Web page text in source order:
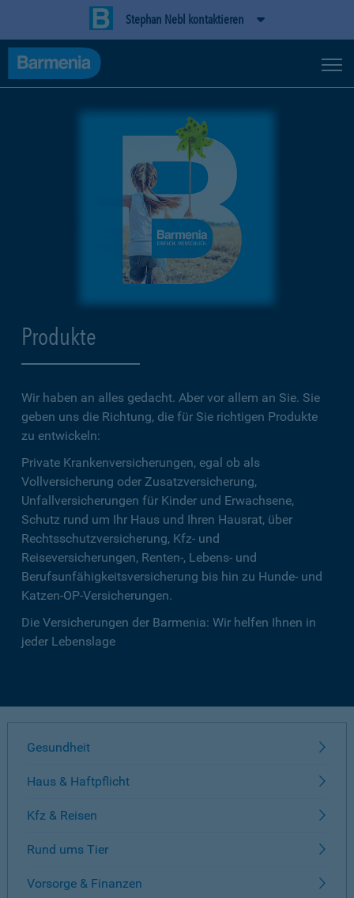
Stephan Nebl kontaktieren
Produkte
Wir haben an alles gedacht. Aber vor allem an Sie. Sie
geben uns die Richtung, die für Sie richtigen Produkte
zu entwickeln:
Private Krankenversicherungen, egal ob als
Vollversicherung oder Zusatzversicherung,
Unfallversicherungen für Kinder und Erwachsene,
Schutz rund um Ihr Haus und Ihren Hausrat, über
Rechtsschutzversicherung, Kfz- und
Reiseversicherungen, Renten-, Lebens- und
Berufsunfähigkeitsversicherung bis hin zu Hunde- und
Katzen-OP-Versicherungen.
Die Versicherungen der Barmenia: Wir helfen Ihnen in
jeder Lebenslage
Gesundheit
Haus & Haftpflicht
Kfz & Reisen
Rund ums Tier
Vorsorge & Finanzen